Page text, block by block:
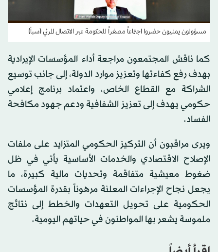
مسؤولون يمنيون حضروا اجتماعاً مصغراً للحكومة عبر الاتصال المرئي (سبأ)
كما ناقش المجتمعون مراجعة أداء المؤسسات الإيرادية
بهدف رفع كفاءتها وتعزيز موارد الدولة، إلى جانب توسيع
الشراكة مع القطاع الخاص، واعتماد برنامج إعلامي
حكومي يهدف إلى تعزيز الشفافية ودعم جهود مكافحة
الفساد.
ويرى مراقبون أن التركيز الحكومي المتزايد على ملفات
الإصلاح الاقتصادي والخدمات الأساسية يأتي في ظل
ضغوط معيشية متفاقمة وتحديات مالية كبيرة، ما
يجعل نجاح الإجراءات المعلنة مرهوناً بقدرة المؤسسات
الحكومية على تحويل التعهدات والخطط إلى نتائج
ملموسة يشعر بها المواطنون في حياتهم اليومية.